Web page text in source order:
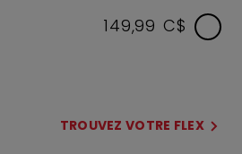
149,99 C$
TROUVEZ VOTRE FLEX